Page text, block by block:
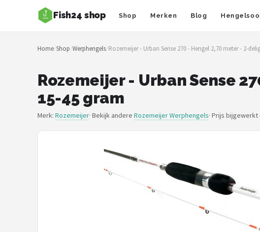
Fish24 shop Shop Merken Blog
Zoeken
NAVIGATIE
Merken
Blog
Home/Shop/Werphengels/Rozemeijer - Urban Sense 270 - Hengel 2,70 meter - 2-
Rozemeijer - Urban Sense
15-45 gram
Merk: Rozemeijer· Bekijk andere Rozemeijer Werphengels· Prijs bijgewerkt